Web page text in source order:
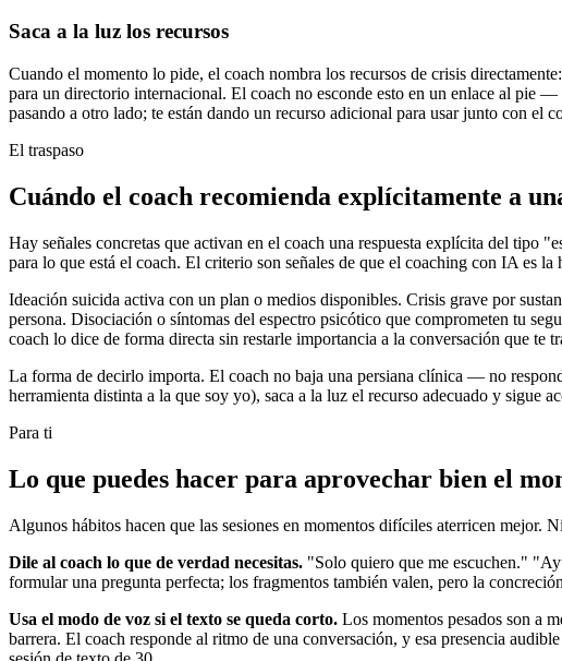
Saca a la luz los recursos
Cuando el momento lo pide, el coach nombra los recursos de crisis directamente:
para un directorio internacional. El coach no esconde esto en un enlace al pie
pasando a otro lado; te están dando un recurso adicional para usar junto con el
El traspaso
Cuándo el coach recomienda explícitamente a
Hay señales concretas que activan en el coach una respuesta explícita del
para lo que está el coach. El criterio son señales de que el coaching con IA es la
Ideación suicida activa con un plan o medios disponibles. Crisis grave por
persona. Disociación o síntomas del espectro psicótico que comprometen tu
coach lo dice de forma directa sin restarle importancia a la conversación que te
La forma de decirlo importa. El coach no baja una persiana clínica — no
herramienta distinta a la que soy yo), saca a la luz el recurso adecuado y sigue
Para ti
Lo que puedes hacer para aprovechar bien el
Algunos hábitos hacen que las sesiones en momentos difíciles aterricen
Dile al coach lo que de verdad necesitas. "Solo quiero que me escuchen."
formular una pregunta perfecta; los fragmentos también valen, pero la
Usa el modo de voz si el texto se queda corto. Los momentos pesados son a
barrera. El coach responde al ritmo de una conversación, y esa presencia